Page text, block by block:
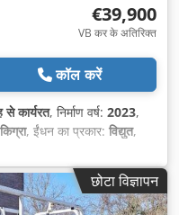
€39,900
VB कर के अतिरिक्त
कॉल करें
से कार्यरत, निर्माण वर्ष: 2023,
, ईंधन का प्रकार: विद्युत,
छोटा विज्ञापन